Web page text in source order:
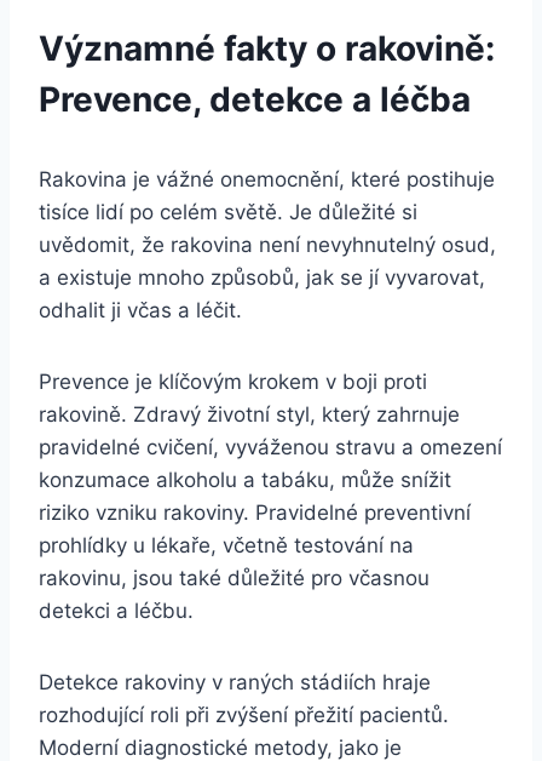
Významné fakty o rakovině:
Prevence, detekce a léčba
Rakovina je vážné onemocnění, které postihuje
tisíce lidí po celém světě. Je důležité si
uvědomit, že rakovina není nevyhnutelný osud,
a existuje mnoho způsobů, jak se jí vyvarovat,
odhalit ji včas a léčit.
Prevence je klíčovým krokem v boji proti
rakovině. Zdravý životní styl, který zahrnuje
pravidelné cvičení, vyváženou stravu a omezení
konzumace alkoholu a tabáku, může snížit
riziko vzniku rakoviny. Pravidelné preventivní
prohlídky u lékaře, včetně testování na
rakovinu, jsou také důležité pro včasnou
detekci a léčbu.
Detekce rakoviny v raných stádiích hraje
rozhodující roli při zvýšení přežití pacientů.
Moderní diagnostické metody, jako je